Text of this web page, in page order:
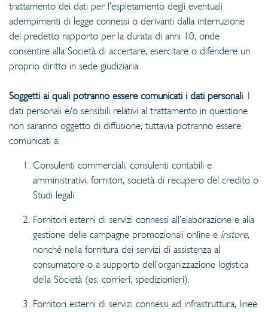
trattamento dei dati per l’espletamento degli eventuali
adempimenti di legge connessi o derivanti dalla interruzione
del predetto rapporto per la durata di anni 10, onde
consentire alla Società di accertare, esercitare o difendere un
proprio diritto in sede giudiziaria.
Soggetti ai quali potranno essere comunicati i dati personali. I
dati personali e/o sensibili relativi al trattamento in questione
non saranno oggetto di diffusione, tuttavia potranno essere
comunicati a:
Consulenti commerciali, consulenti contabili e
amministrativi, fornitori, società di recupero del credito o
Studi legali.
Fornitori esterni di servizi connessi all’elaborazione e alla
gestione delle campagne promozionali online e instore,
nonché nella fornitura dei servizi di assistenza al
consumatore o a supporto dell’organizzazione logistica
della Società (es: corrieri, spedizionieri).
Fornitori esterni di servizi connessi ad infrastruttura, linee